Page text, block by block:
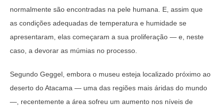
normalmente são encontradas na pele humana. E, assim que
as condições adequadas de temperatura e humidade se
apresentaram, elas começaram a sua proliferação — e, neste
caso, a devorar as múmias no processo.
Segundo Geggel, embora o museu esteja localizado próximo ao
deserto do Atacama — uma das regiões mais áridas do mundo
—, recentemente a área sofreu um aumento nos níveis de